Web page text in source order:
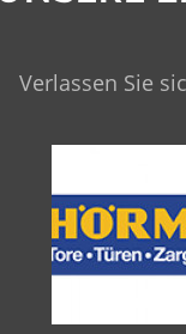
Verlassen Sie